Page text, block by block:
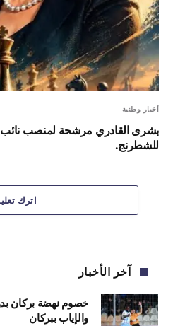
أخبار وطنية
بشرى القادري مرشحة لمنصب نائب
للشطرنج.
اترك
آخر الأخبار
خصوم نهضة بركان
والإياب ببركان